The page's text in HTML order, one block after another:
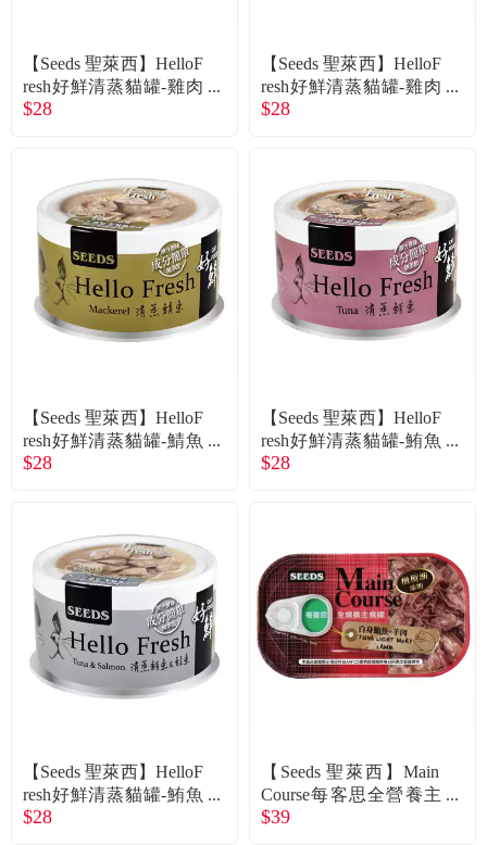
【Seeds 聖萊西】HelloF
resh好鮮清蒸貓罐-雞肉
（80g）
$28
【Seeds 聖萊西】HelloF
resh好鮮清蒸貓罐-雞肉
+牛肉（80g）
$28
【Seeds 聖萊西】HelloF
resh好鮮清蒸貓罐-鯖魚
（80g）
$28
【Seeds 聖萊西】HelloF
resh好鮮清蒸貓罐-鮪魚
（80g）
$28
【Seeds 聖萊西】HelloF
resh好鮮清蒸貓罐-鮪魚
+鮭魚（80g）
$28
【Seeds 聖萊西】Main
Course每客思全營養主
食貓罐-白身鮪魚+羊肉
$39